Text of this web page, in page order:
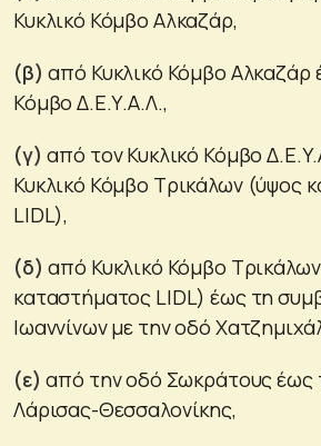
Κυκλικό Κόμβο Αλκαζάρ,
(β) από Κυκλικό Κόμβο Αλκαζάρ
Κόμβο Δ.Ε.Υ.Α.Λ.,
(γ) από τον Κυκλικό Κόμβο
Κυκλικό Κόμβο Τρικάλων (ύψος
LIDL),
(δ) από Κυκλικό Κόμβο
καταστήματος LIDL) έως τη
Ιωαννίνων με την οδό
(ε) από την οδό Σωκράτους έως
Λάρισας-Θεσσαλονίκης,